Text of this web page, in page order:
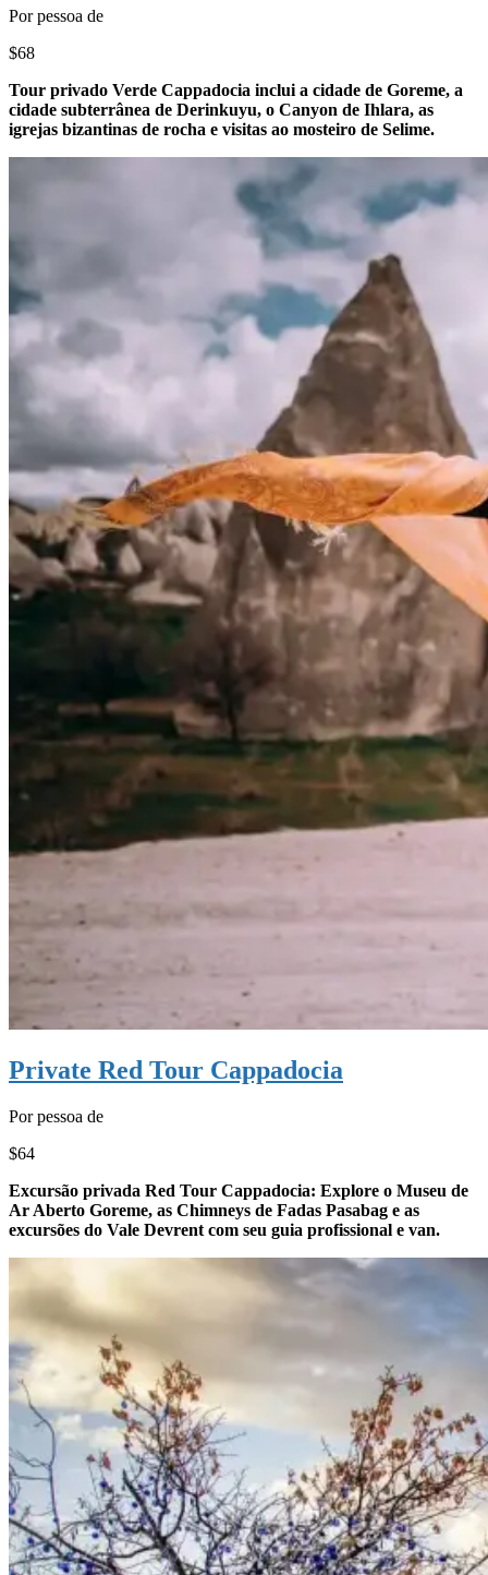
Por pessoa de
$68
Tour privado Verde Cappadocia inclui a cidade de Goreme, a
cidade subterrânea de Derinkuyu, o Canyon de Ihlara, as
igrejas bizantinas de rocha e visitas ao mosteiro de Selime.
Private Red Tour Cappadocia
Por pessoa de
$64
Excursão privada Red Tour Cappadocia: Explore o Museu de
Ar Aberto Goreme, as Chimneys de Fadas Pasabag e as
excursões do Vale Devrent com seu guia profissional e van.